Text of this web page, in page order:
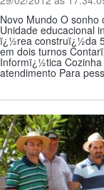
Novo Mundo O
Unidade educacional
ï¿½rea construï¿½da
em dois turnos
Informï¿½tica
atendimento Para